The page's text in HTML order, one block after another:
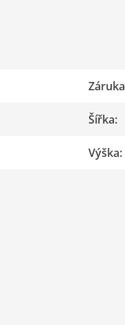
Záruka
Šířka:
Výška: